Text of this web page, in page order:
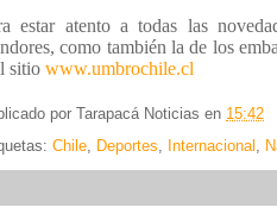
estar atento a todas las
como también la de los
sitio www.umbrochile.cl
por Tarapacá Noticias en 15:42
Chile Deportes Internacional